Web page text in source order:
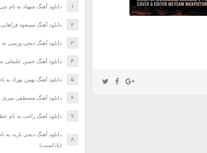
دانلود آهنگ شهیاد به نام
دانلود آهنگ مسعود فراهانی
دانلود آهنگ دیجی ورسی به نام الکل
دانلود آهنگ حسن علیقلی به
دانلود آهنگ بهمن بهراد به
دانلود آهنگ مصطفی میری
دانلود آهنگ راغب به نام
(پادکست)